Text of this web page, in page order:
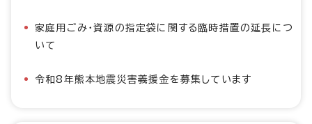
家庭用ごみ・資源の指定袋に関する臨時措置の延長につ
いて
令和8年熊本地震災害義援金を募集しています